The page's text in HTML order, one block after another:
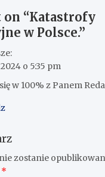
“Katastrofy
w Polsce.”
o 5:35 pm
w 100% z Panem
zostanie
*